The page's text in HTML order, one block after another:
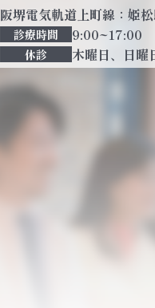
阪堺電気軌道上町線：姫
診療時間 9:00~17:00
休診 木曜日、日曜